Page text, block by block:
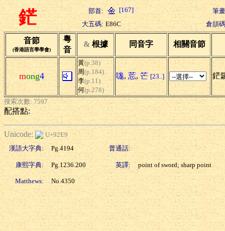
鋩 部首: [167]
筆
大五碼: E86C 倉頡
音節
(香港語言學學會)
粵
音
& 根據 同音字 相關音節
mong4
黃(p.38)
周(p.184)
李(p.11)
何(p.278)
哤, 莣, 笀 [23..] 鋩
搜索次數: 7597
配搭點:
Unicode:
U+92E9
漢語大字典:
Pg.4194 普通話:
康熙字典: Pg.1236.200 英譯: point of sword; sharp point
Matthews: No.4350